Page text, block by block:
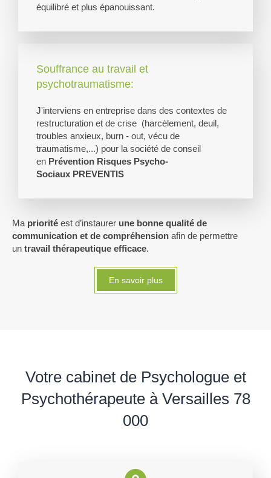
équilibré et plus épanouissant.
Souffrance au travail et
psychotraumatisme:
J'interviens en entreprise dans des contextes de
restructuration et de crise (harcèlement, deuil,
troubles anxieux, burn - out, vécu de
traumatisme,...) pour la société de conseil
en Prévention Risques Psycho-
Sociaux PREVENTIS
Ma priorité est d’instaurer une bonne qualité de
communication et de compréhension afin de permettre
un travail thérapeutique efficace.
En savoir plus
Votre cabinet de Psychologue et
Psychothérapeute à Versailles 78
000